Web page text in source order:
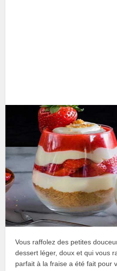
Vous raffolez des petites
dessert léger, doux et qui vous
parfait à la fraise a été fait pour